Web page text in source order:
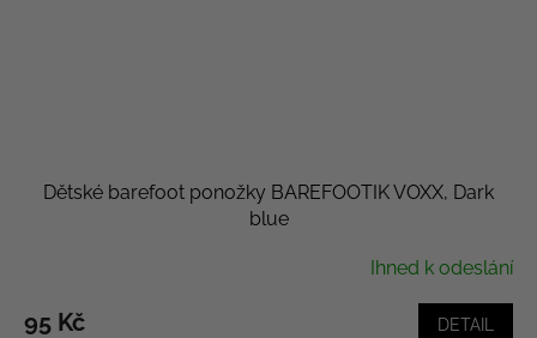
Dětské barefoot ponožky BAREFOOTIK VOXX, Dark
blue
Ihned k odeslání
95 Kč DETAIL